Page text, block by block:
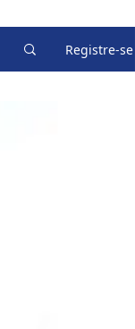
Registre-se